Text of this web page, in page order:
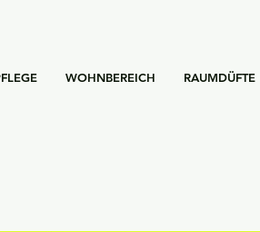
WOHNBEREICH RAUMDÜFTE